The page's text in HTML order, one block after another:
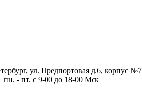
ул. Предпортовая д.6, корпус №7
пн. - пт. с 9-00 до 18-00 Мск